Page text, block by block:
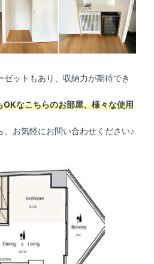
ットもあり、収納力が期待でき
なこちらのお部屋、様々な使用
、お気軽にお問い合わせください♪